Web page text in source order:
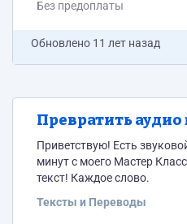
Без предоплаты
Обновлено 11 лет назад
Превратить аудио
Приветствую! Есть
минут с моего Мастер
текст! Каждое слово.
Тексты и Переводы